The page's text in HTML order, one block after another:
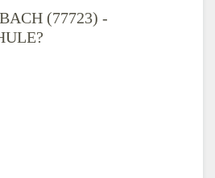
(77723) -